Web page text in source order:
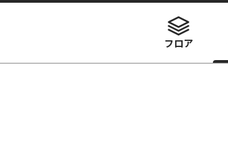
フロア